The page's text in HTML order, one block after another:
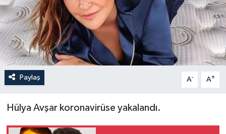
Paylaş A- A+
Hülya Avşar koronavirüse yakalandı.